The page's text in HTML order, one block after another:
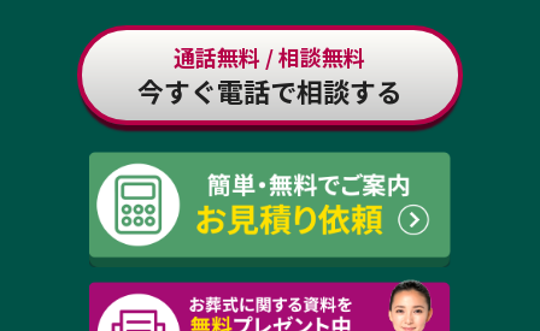
通話無料 / 相談無料
今すぐ電話で相談する